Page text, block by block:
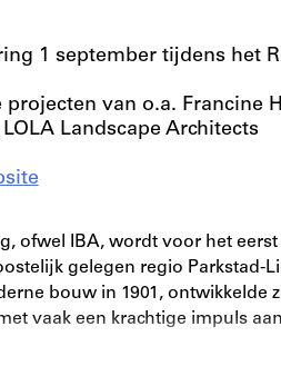
1 september tijdens het
van o.a. Francine
Landscape Architects
ofwel IBA, wordt voor het
gelegen regio Parkstad-
bouw in 1901, ontwikkelde
vaak een krachtige impuls